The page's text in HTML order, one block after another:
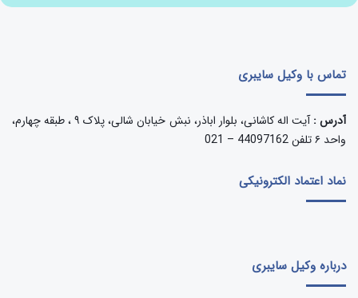
تماس با وکیل سایبری
آدرس :
آیت اله کاشانی، بلوار اباذر، نبش خیابان شالی، پلاک ۹ ، طبقه چهارم،
واحد ۶ تلفن 44097162 – 021
نماد اعتماد الکترونیکی
درباره وکیل سایبری